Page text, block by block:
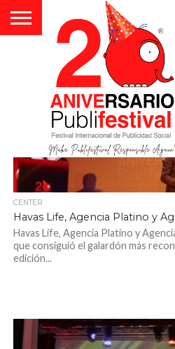
FESTIVAL
PARTICIPA
EDICIONES
MIEMBROS
HONORÍFICOS
PALMARÉS
NOTICIAS
JURADO
CONTACTO
PREMIOS
EMPRESA
SOCIAL
COMPROMETIDOS
CON LA AGENDA
ESENCIA
ALL POSTS
CENTER
Havas Life, Agencia Platino y
Havas Life, Agencia Platino y
que consiguió el galardón más
edición...